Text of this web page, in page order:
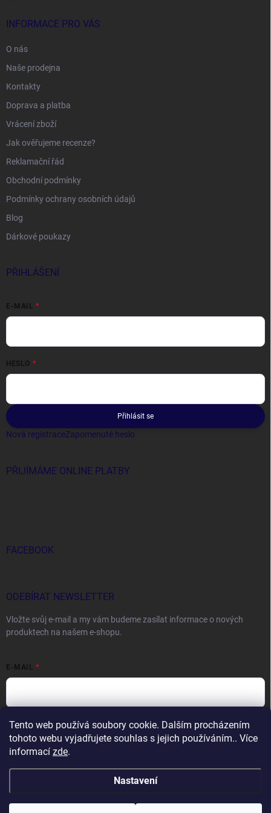
Tento web používá soubory cookie. Dalším procházením
tohoto webu vyjadřujete souhlas s jejich používáním.. Více
informací zde.
Nastavení
INFORMACE PRO VÁS
O nás
Naše prodejna
Kontakty
Doprava a platba
Vrácení zboží
Jak ověřujeme recenze?
Reklamační řád
Obchodní podmínky
Podmínky ochrany osobních údajů
Blog
Dárkové poukazy
PŘIHLÁŠENÍ
E-MAIL
HESLO
Přihlásit se
Nová registraceZapomenuté heslo
PŘIJÍMÁME ONLINE PLATBY
FACEBOOK
ODEBÍRAT NEWSLETTER
Vložte svůj e-mail a my vám budeme zasílat informace o nových
produktech na našem e-shopu.
E-MAIL
Vložením e-mailu souhlasíte spodmínkami ochrany osobních údajů
Přihlásit se
Copyright 2026DOCTORFISHING.CZ. Všechna práva vyhrazena.